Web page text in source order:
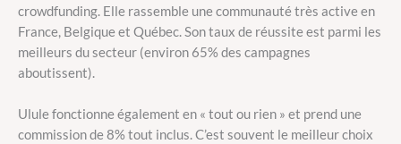
crowdfunding. Elle rassemble une communauté très active en
France, Belgique et Québec. Son taux de réussite est parmi les
meilleurs du secteur (environ 65% des campagnes
aboutissent).
Ulule fonctionne également en « tout ou rien » et prend une
commission de 8% tout inclus. C’est souvent le meilleur choix